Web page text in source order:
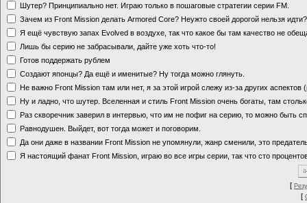
Шутер? Принципиально нет. Играю только в пошаговые стратегии серии FM.
Зачем из Front Mission делать Armored Core? Неужто своей дорогой нельзя
Я ещё чувствую запах Evolved в воздухе, так что какое бы там качество не
Лишь бы серию не забрасывали, дайте уже хоть что-то!
Готов поддержать рублем
Создают японцы? Да ещё и именитые? Ну тогда можно глянуть.
Не важно Front Mission там или нет, я за этой игрой слежу из-за других аспектов
Ну и ладно, что шутер. Вселенная и стиль Front Mission очень богаты, там
Раз скворечник заверил в интервью, что им не пофиг на серию, то можно быть
Равнодушен. Выйдет, вот тогда может и поговорим.
Да они даже в названии Front Mission не упомянули, жанр сменили, это
Я настоящий фанат Front Mission, играю во все игры серии, так что сто
[
[